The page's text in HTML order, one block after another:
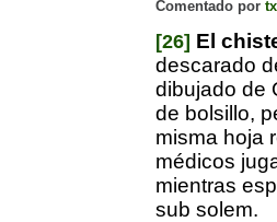
Comentado por
[26] El
descarado
dibujado de
de bolsillo,
misma hoja
médicos
mientras
sub solem.